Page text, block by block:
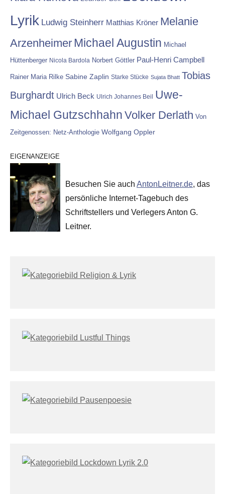
Lyrik Ludwig Steinherr Matthias Kröner Melanie
Arzenheimer Michael Augustin Michael
Hüttenberger Nicola Bardola Norbert Göttler Paul-Henri Campbell
Rainer Maria Rilke Sabine Zaplin Starke Stücke Sujata Bhatt Tobias
Burghardt Ulrich Beck Ulrich Johannes Beil Uwe-
Michael Gutzschhahn Volker Derlath Von
Zeitgenossen: Netz-Anthologie Wolfgang Oppler
EIGENANZEIGE
Besuchen Sie auch AntonLeitner.de, das
persönliche Internet-Tagebuch des
Schriftstellers und Verlegers Anton G.
Leitner.